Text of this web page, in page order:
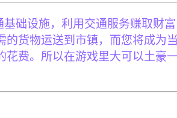
础设施，利用交通服务赚取财
的货物运送到市镇，而您将成为
花费。所以在游戏里大可以土豪